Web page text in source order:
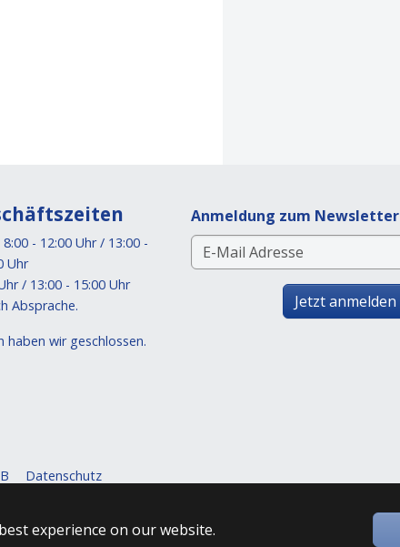
experience on our website.
- 12:00 Uhr / 13:00 -
Uhr
/ 13:00 - 15:00 Uhr
Absprache.
haben wir geschlossen.
Anmeldung zum Newsletter
Jetzt anmelden
Datenschutz
InstagramFacebook